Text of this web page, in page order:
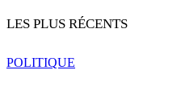
LES PLUS RÉCENTS
POLITIQUE